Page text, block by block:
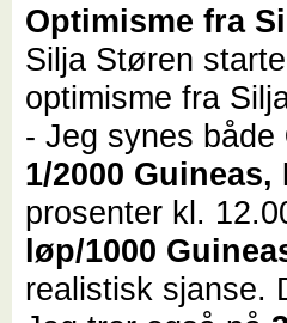
Optimisme fra
Silja Støren
optimisme fra
- Jeg synes både
1/2000
prosenter kl.
løp/1000
realistisk sjanse.